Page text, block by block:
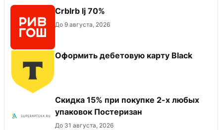
Crblrb lj 70%
До 9 августа, 2026
Оформить дебетовую карту Black
Скидка 15% при покупке 2-х любых
упаковок Постеризан
До 31 августа, 2026